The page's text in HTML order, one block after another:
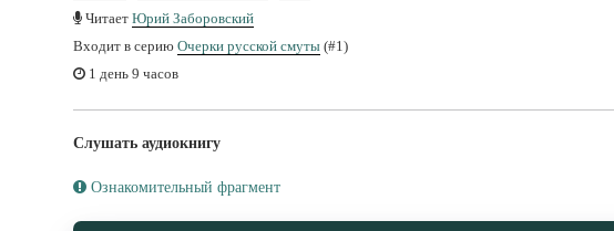
Читает Юрий Заборовский
Входит в серию Очерки русской смуты (#1)
1 день 9 часов
Слушать аудиокнигу
Ознакомительный фрагмент